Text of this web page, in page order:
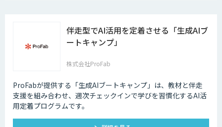
伴走型でAI活用を定着させる「生成AIブ
ートキャンプ」
株式会社ProFab
ProFabが提供する「生成AIブートキャンプ」は、教材と伴走
支援を組み合わせ、週次チェックインで学びを習慣化するAI活
用定着プログラムです。